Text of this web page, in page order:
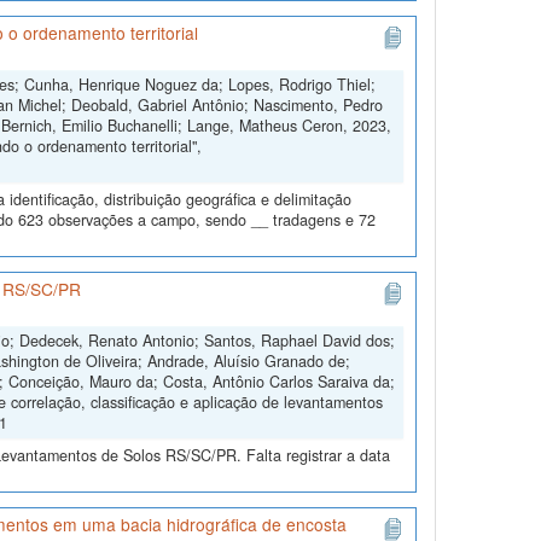
o ordenamento territorial
Cunha, Henrique Noguez da; Lopes, Rodrigo Thiel;
Michel; Deobald, Gabriel Antônio; Nascimento, Pedro
Emilio Buchanelli; Lange, Matheus Ceron, 2023,
o ordenamento territorial",
distribuição geográfica e delimitação
623 observações a campo, sendo __ tradagens e 72
SC/PR
Dedecek, Renato Antonio; Santos, Raphael David dos;
de Oliveira; Andrade, Aluísio Granado de;
Mauro da; Costa, Antônio Carlos Saraiva da;
classificação e aplicação de levantamentos
de Solos RS/SC/PR. Falta registrar a data
em uma bacia hidrográfica de encosta